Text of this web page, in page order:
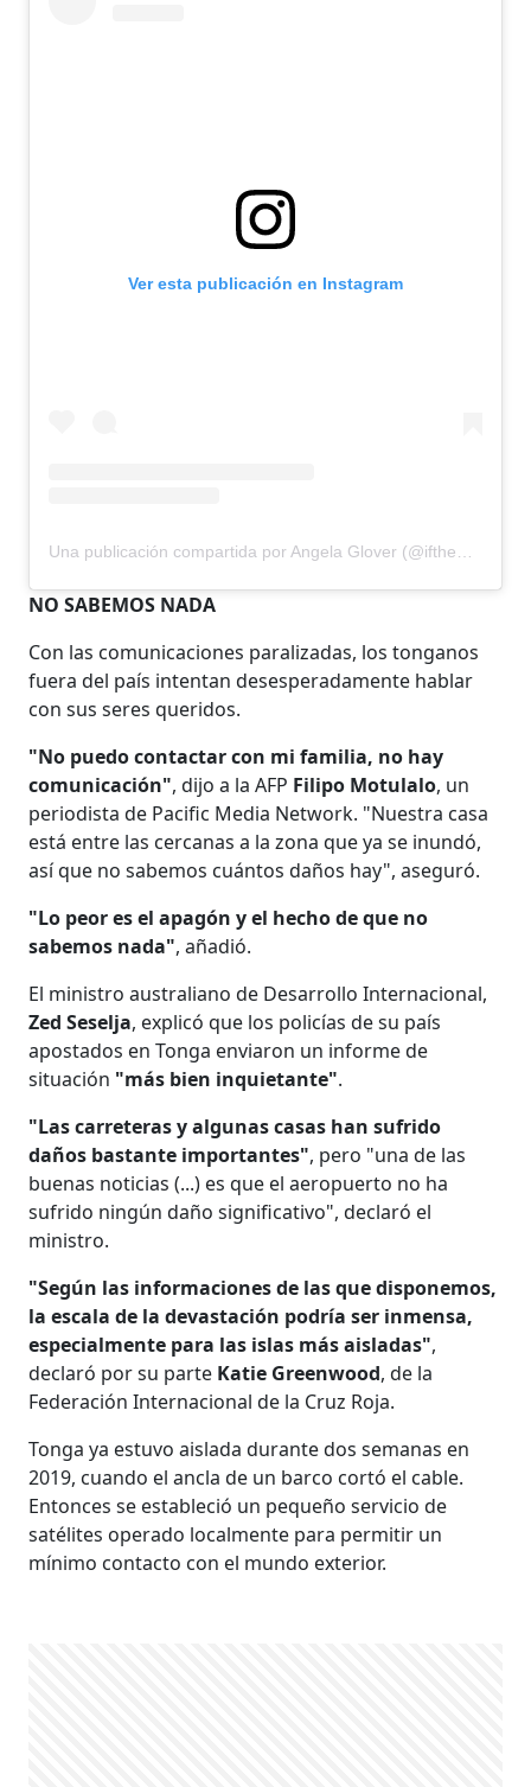
Ver esta publicación en Instagram
NO SABEMOS NADA
Con las comunicaciones paralizadas, los tonganos
fuera del país intentan desesperadamente hablar
con sus seres queridos.
"No puedo contactar con mi familia, no hay
comunicación", dijo a la AFP Filipo Motulalo, un
periodista de Pacific Media Network. "Nuestra casa
está entre las cercanas a la zona que ya se inundó,
así que no sabemos cuántos daños hay", aseguró.
"Lo peor es el apagón y el hecho de que no
sabemos nada", añadió.
El ministro australiano de Desarrollo Internacional,
Zed Seselja, explicó que los policías de su país
apostados en Tonga enviaron un informe de
situación "más bien inquietante".
"Las carreteras y algunas casas han sufrido
daños bastante importantes", pero "una de las
buenas noticias (...) es que el aeropuerto no ha
sufrido ningún daño significativo", declaró el
ministro.
"Según las informaciones de las que disponemos,
la escala de la devastación podría ser inmensa,
especialmente para las islas más aisladas",
declaró por su parte Katie Greenwood, de la
Federación Internacional de la Cruz Roja.
Tonga ya estuvo aislada durante dos semanas en
2019, cuando el ancla de un barco cortó el cable.
Entonces se estableció un pequeño servicio de
satélites operado localmente para permitir un
mínimo contacto con el mundo exterior.